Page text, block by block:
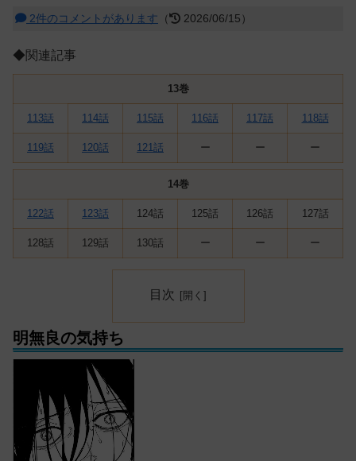
2件のコメントがあります （ 2026/06/15）
◆関連記事
13巻
113話 114話 115話 116話 117話 118話
119話 120話 121話 ー ー ー
1 4巻
122話 123話 124話 125話 126話 127話
128話 129話 130話 ー ー ー
目次
明無良の気持ち